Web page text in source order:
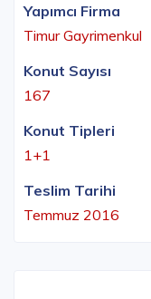
Yapımcı Firma
Timur Gayrimenkul
Konut Sayısı
167
Konut Tipleri
1+1
Teslim Tarihi
Temmuz 2016